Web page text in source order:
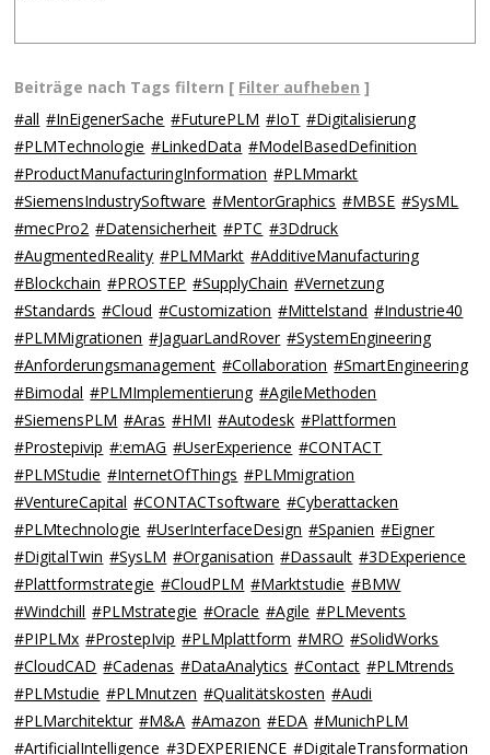
Beiträge nach Tags filtern [ Filter aufheben ]
#all #InEigenerSache #FuturePLM #IoT #Digitalisierung
#PLMTechnologie #LinkedData #ModelBasedDefinition
#ProductManufacturingInformation #PLMmarkt
#SiemensIndustrySoftware #MentorGraphics #MBSE #SysML
#mecPro2 #Datensicherheit #PTC #3Ddruck
#AugmentedReality #PLMMarkt #AdditiveManufacturing
#Blockchain #PROSTEP #SupplyChain #Vernetzung
#Standards #Cloud #Customization #Mittelstand #Industrie40
#PLMMigrationen #JaguarLandRover #SystemEngineering
#Anforderungsmanagement #Collaboration #SmartEngineering
#Bimodal #PLMImplementierung #AgileMethoden
#SiemensPLM #Aras #HMI #Autodesk #Plattformen
#Prostepivip #:emAG #UserExperience #CONTACT
#PLMStudie #InternetOfThings #PLMmigration
#VentureCapital #CONTACTsoftware #Cyberattacken
#PLMtechnologie #UserInterfaceDesign #Spanien #Eigner
#DigitalTwin #SysLM #Organisation #Dassault #3DExperience
#Plattformstrategie #CloudPLM #Marktstudie #BMW
#Windchill #PLMstrategie #Oracle #Agile #PLMevents
#PIPLMx #ProstepIvip #PLMplattform #MRO #SolidWorks
#CloudCAD #Cadenas #DataAnalytics #Contact #PLMtrends
#PLMstudie #PLMnutzen #Qualitätskosten #Audi
#PLMarchitektur #M&A #Amazon #EDA #MunichPLM
#ArtificialIntelligence #3DEXPERIENCE #DigitaleTransformation